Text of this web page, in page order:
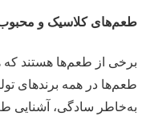
طعم‌های کلاسیک و
برخی از طعم‌ها هستند که
طعم‌ها در همه برندهای
به‌خاطر سادگی، آشنایی